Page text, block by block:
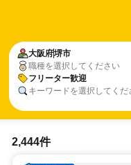
大阪府堺市
職種を選択してください
フリーター歓迎
キーワードを選択してくだ
2,444件